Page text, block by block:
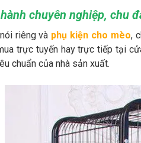
chuyên nghiệp, chu
riêng và phụ kiện cho mèo,
trực tuyến hay trực tiếp tại
chuẩn của nhà sản xuất.